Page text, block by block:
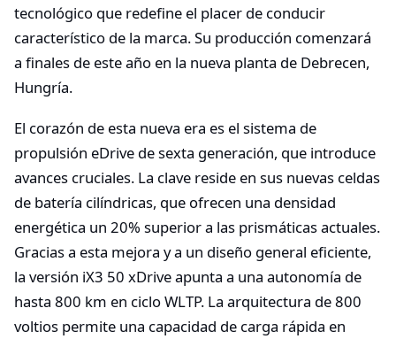
tecnológico que redefine el placer de conducir
característico de la marca. Su producción comenzará
a finales de este año en la nueva planta de Debrecen,
Hungría.
El corazón de esta nueva era es el sistema de
propulsión eDrive de sexta generación, que introduce
avances cruciales. La clave reside en sus nuevas celdas
de batería cilíndricas, que ofrecen una densidad
energética un 20% superior a las prismáticas actuales.
Gracias a esta mejora y a un diseño general eficiente,
la versión iX3 50 xDrive apunta a una autonomía de
hasta 800 km en ciclo WLTP. La arquitectura de 800
voltios permite una capacidad de carga rápida en